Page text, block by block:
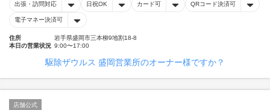
出張・訪問対応 日祝OK カード可 QRコード決済可
電子マネー決済可
住所
岩手県盛岡市三本柳9地割18-8
本日の営業状況 9:00〜17:00
駆除ザウルス 盛岡営業所のオーナー様ですか？
店舗公式